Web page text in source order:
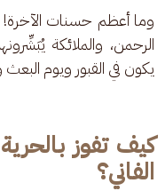
وما أعظم حسنات الآخرة!
الرحمن، والملائكة
يكون في القبور ويوم البعث
كيف تفوز
الفاني؟